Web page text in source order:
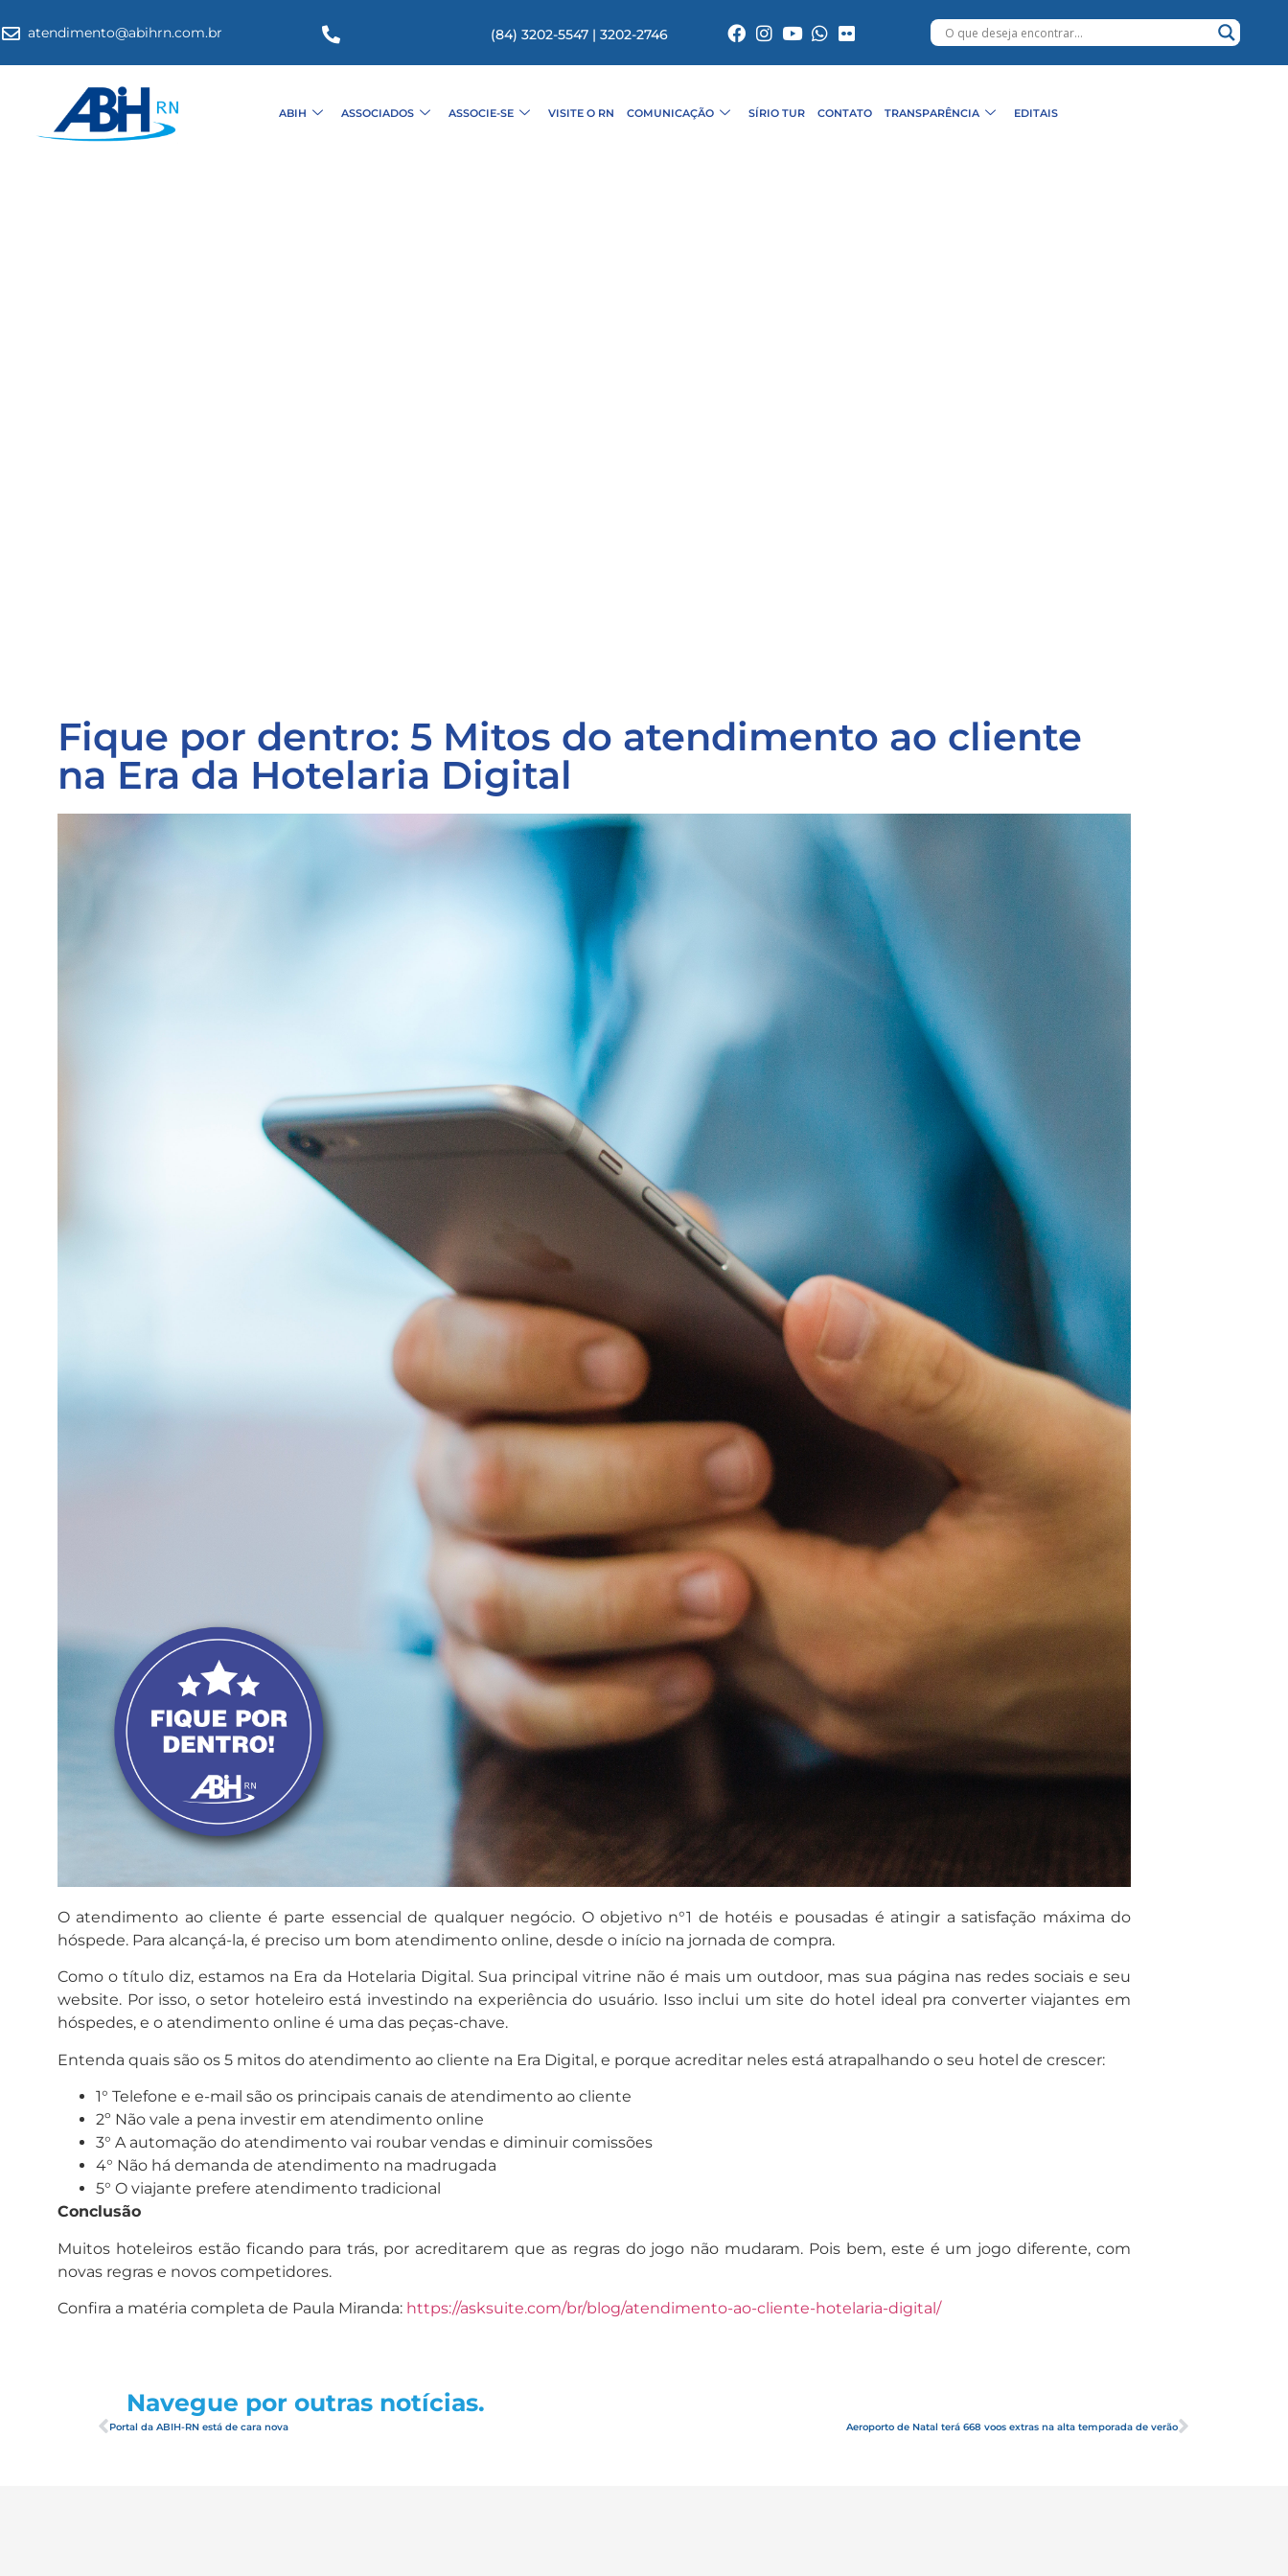
atendimento@abihrn.com.br (84) 3202-5547 | 3202-2746
ABIH ASSOCIADOS ASSOCIE-SE VISITE O RN COMUNICAÇÃO SÍRIO TUR CONTATO TRANSPARÊNCIA EDITAIS
Fique por dentro: 5 Mitos do atendimento ao cliente
na Era da Hotelaria Digital
O atendimento ao cliente é parte essencial de qualquer negócio. O objetivo n°1 de hotéis e pousadas é atingir a satisfação máxima do
hóspede. Para alcançá-la, é preciso um bom atendimento online, desde o início na jornada de compra.
Como o título diz, estamos na Era da Hotelaria Digital. Sua principal vitrine não é mais um outdoor, mas sua página nas redes sociais e seu
website. Por isso, o setor hoteleiro está investindo na experiência do usuário. Isso inclui um site do hotel ideal pra converter viajantes em
hóspedes, e o atendimento online é uma das peças-chave.
Entenda quais são os 5 mitos do atendimento ao cliente na Era Digital, e porque acreditar neles está atrapalhando o seu hotel de crescer:
1° Telefone e e-mail são os principais canais de atendimento ao cliente
2º Não vale a pena investir em atendimento online
3° A automação do atendimento vai roubar vendas e diminuir comissões
4° Não há demanda de atendimento na madrugada
5° O viajante prefere atendimento tradicional
Conclusão
Muitos hoteleiros estão ficando para trás, por acreditarem que as regras do jogo não mudaram. Pois bem, este é um jogo diferente, com
novas regras e novos competidores.
Confira a matéria completa de Paula Miranda: https://asksuite.com/br/blog/atendimento-ao-cliente-hotelaria-digital/
Navegue por outras notícias.
Portal da ABIH-RN está de cara nova Aeroporto de Natal terá 668 voos extras na alta temporada de verão